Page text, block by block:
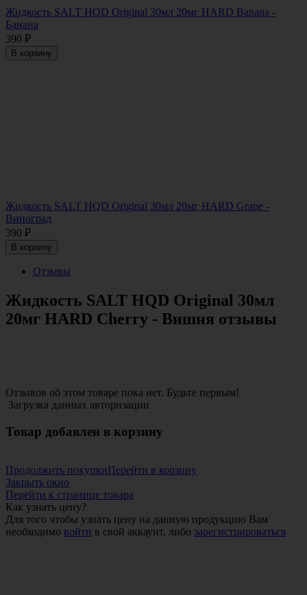
Жидкость SALT HQD Original 30мл 20мг HARD Banana -
Банана
390 ₽
В корзину
Жидкость SALT HQD Original 30мл 20мг HARD Grape -
Виноград
390 ₽
В корзину
Отзывы
Жидкость SALT HQD Original 30мл
20мг HARD Cherry - Вишня отзывы
Отзывов об этом товаре пока нет. Будьте первым!
Загрузка данных авторизации
Товар добавлен в корзину
Продолжить покупкиПерейти в корзину
Закрыть окно
Перейти к странице товара
Как узнать цену?
Для того чтобы узнать цену на данную продукцию Вам
необходимо войти в свой аккаунт, либо зарегистрироваться